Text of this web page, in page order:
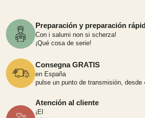
Preparación y preparación
Con i salumi non si scherza!
¡Qué cosa de serie!
Consegna GRATIS
en España
pulse un punto de transmisión, desde
Atención al cliente
¡El